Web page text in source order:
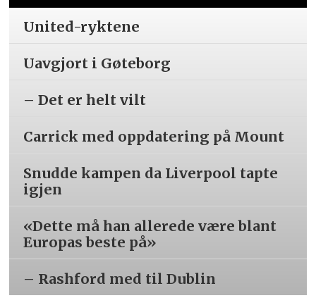
United-ryktene
Uavgjort i Gøteborg
– Det er helt vilt
Carrick med oppdatering på Mount
Snudde kampen da Liverpool tapte
igjen
«Dette må han allerede være blant
Europas beste på»
– Rashford med til Dublin